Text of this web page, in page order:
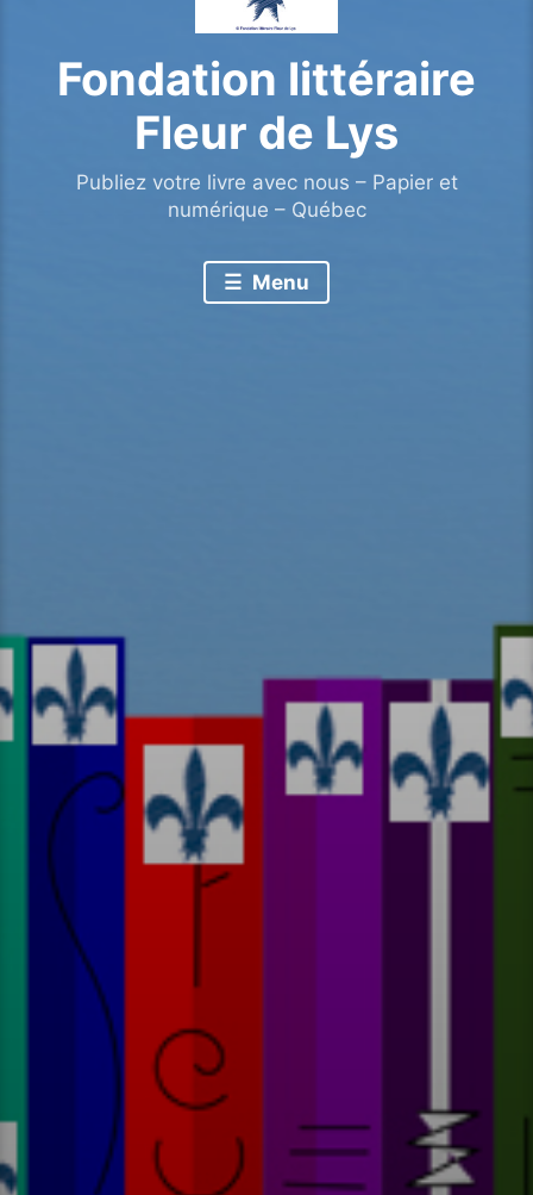
Fondation littéraire
Fleur de Lys
Publiez votre livre avec nous – Papier et
numérique – Québec
Menu